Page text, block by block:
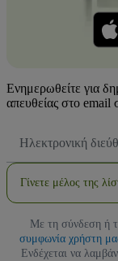
Ενημερωθείτε για
απευθείας στο email
Email
Γίνετε μέλος της
Με τη σύνδεση ή
συμφωνία χρήστη
Ενδέχεται να